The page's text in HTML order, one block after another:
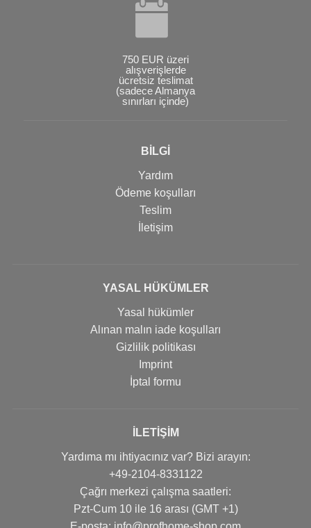
750 EUR üzeri
alışverişlerde
ücretsiz teslimat
(sadece Almanya
sınırları içinde)
BİLGİ
Yardım
Ödeme koşulları
Teslim
İletişim
YASAL HÜKÜMLER
Yasal hükümler
Alınan malın iade koşulları
Gizlilik politikası
Imprint
İptal formu
İLETIŞIM
Yardıma mı ihtiyacınız var? Bizi arayın:
+49-2104-8331122
Çağrı merkezi çalışma saatleri:
Pzt-Cum 10 ile 16 arası (GMT +1)